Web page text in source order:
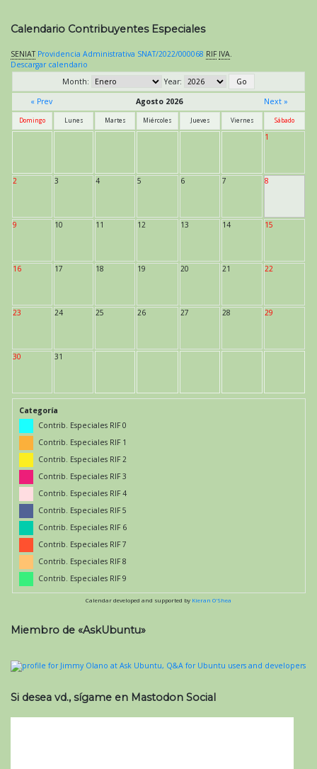
Calendario Contribuyentes Especiales
SENIAT Providencia Administrativa SNAT/2022/000068 RIF IVA.
Descargar calendario
Month:
Year:
« Prev
Agosto 2026 Next »
Domingo Lunes Martes Miércoles Jueves Viernes Sábado
1
2 3 4 5 6 7 8
9 10 11 12 13 14 15
16 17 18 19 20 21 22
23 24 25 26 27 28 29
30 31
Categoría
Contrib. Especiales RIF 0
Contrib. Especiales RIF 1
Contrib. Especiales RIF 2
Contrib. Especiales RIF 3
Contrib. Especiales RIF 4
Contrib. Especiales RIF 5
Contrib. Especiales RIF 6
Contrib. Especiales RIF 7
Contrib. Especiales RIF 8
Contrib. Especiales RIF 9
Calendar developed and supported by Kieran O'Shea
Miembro de «AskUbuntu»
Si desea vd., sígame en Mastodon Social